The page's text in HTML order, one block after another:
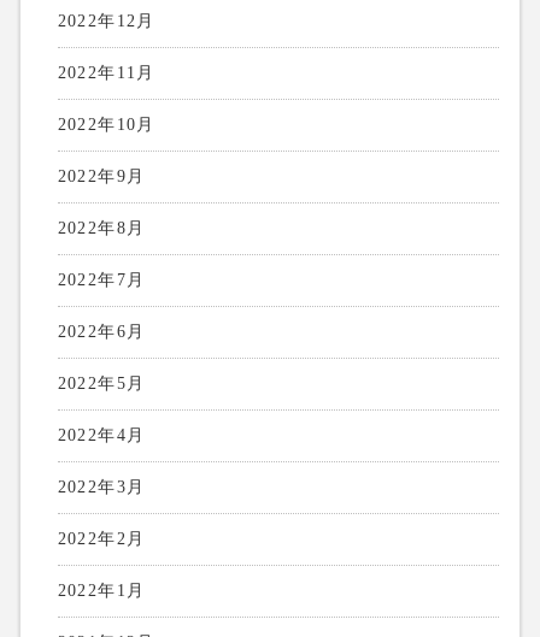
2022年12月
2022年11月
2022年10月
2022年9月
2022年8月
2022年7月
2022年6月
2022年5月
2022年4月
2022年3月
2022年2月
2022年1月